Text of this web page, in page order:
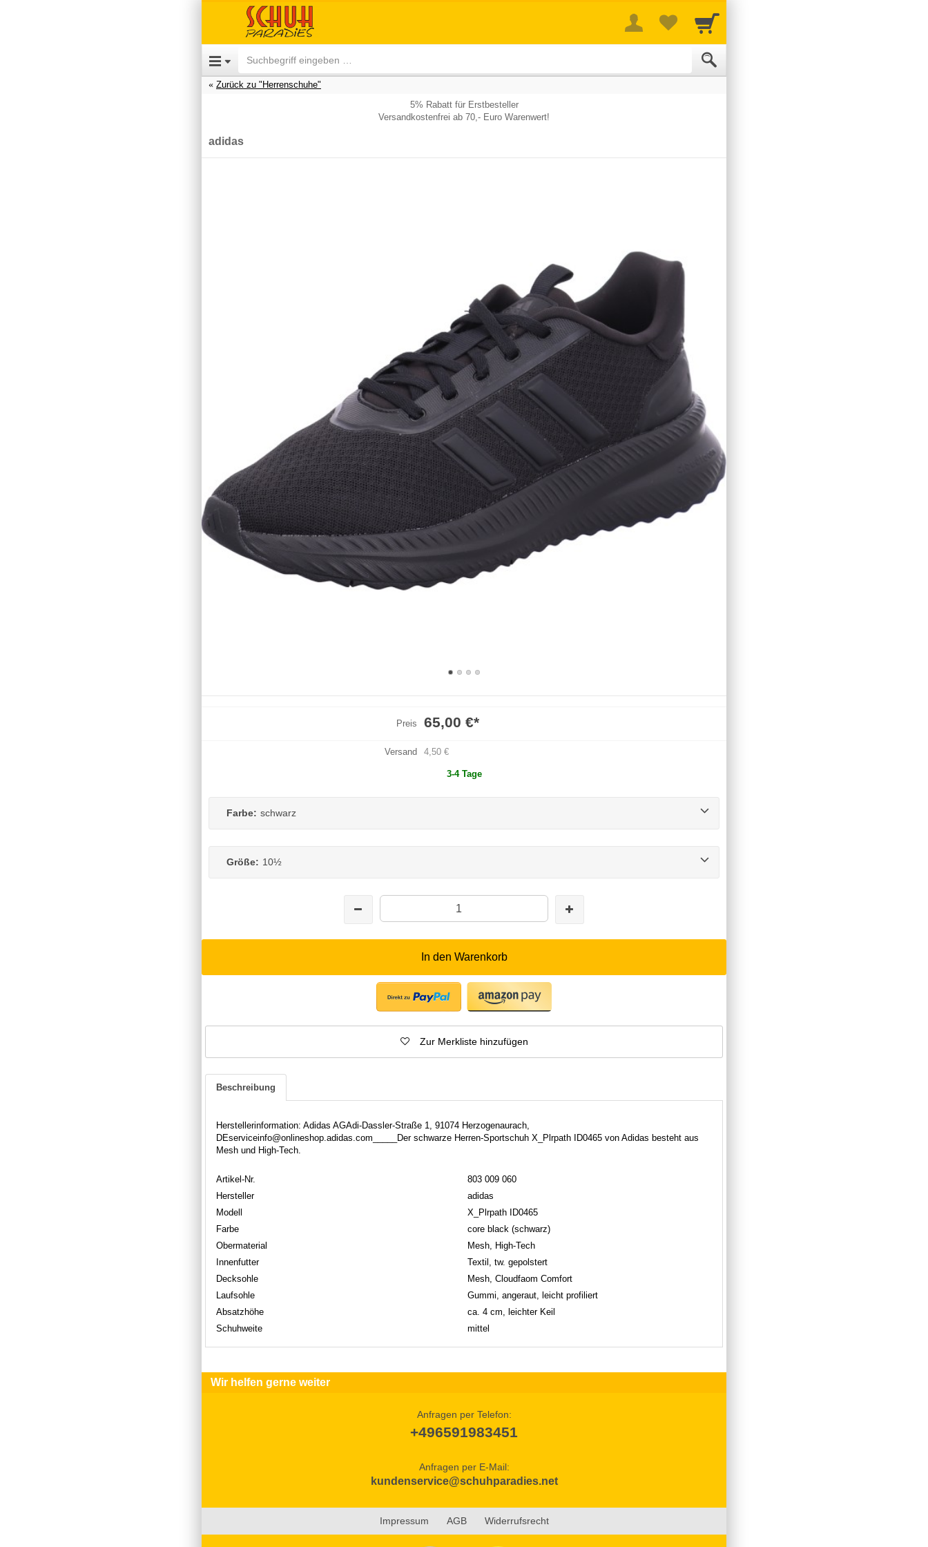
Zurück zu "Herrenschuhe"
5% Rabatt für Erstbesteller
Versandkostenfrei ab 70,- Euro Warenwert!
adidas
Preis 65,00 €*
Versand 4,50 €
3-4 Tage
Farbe: schwarz
Größe: 10½
In den Warenkorb
Zur Merkliste hinzufügen
Beschreibung
Herstellerinformation: Adidas AGAdi-Dassler-Straße 1, 91074 Herzogenaurach,
DEserviceinfo@onlineshop.adidas.com_____Der schwarze Herren-Sportschuh X_Plrpath ID0465 von Adidas besteht aus
Mesh und High-Tech.
Artikel-Nr.
803 009 060
Hersteller
adidas
Modell
X_Plrpath ID0465
Farbe
core black (schwarz)
Obermaterial
Mesh, High-Tech
Innenfutter
Textil, tw. gepolstert
Decksohle
Mesh, Cloudfaom Comfort
Laufsohle
Gummi, angeraut, leicht profiliert
Absatzhöhe
ca. 4 cm, leichter Keil
Schuhweite
mittel
Wir helfen gerne weiter
Anfragen per Telefon:
+496591983451
Anfragen per E-Mail:
kundenservice@schuhparadies.net
Impressum AGB Widerrufsrecht